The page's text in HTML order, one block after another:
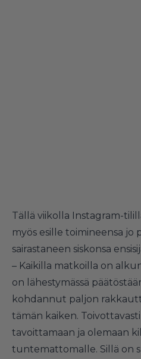
Tällä viikolla Instagram-
myös esille toimineensa jo
sairastaneen siskonsa
– Kaikilla matkoilla on
on lähestymässä
kohdannut paljon
tämän kaiken.
tavoittamaan ja olemaan
tuntemattomalle. Sillä on